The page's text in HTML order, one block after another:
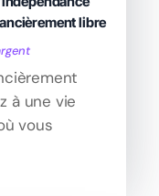
libre
à une vie
vous